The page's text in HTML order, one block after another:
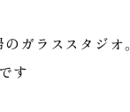
ガラススタジオ。
す